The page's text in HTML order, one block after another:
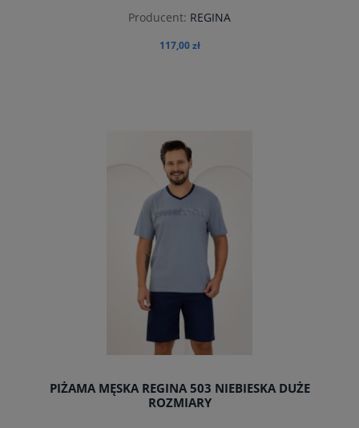
Producent: REGINA
117,00 zł
do koszyka
PIŻAMA MĘSKA REGINA 503 NIEBIESKA DUŻE
ROZMIARY